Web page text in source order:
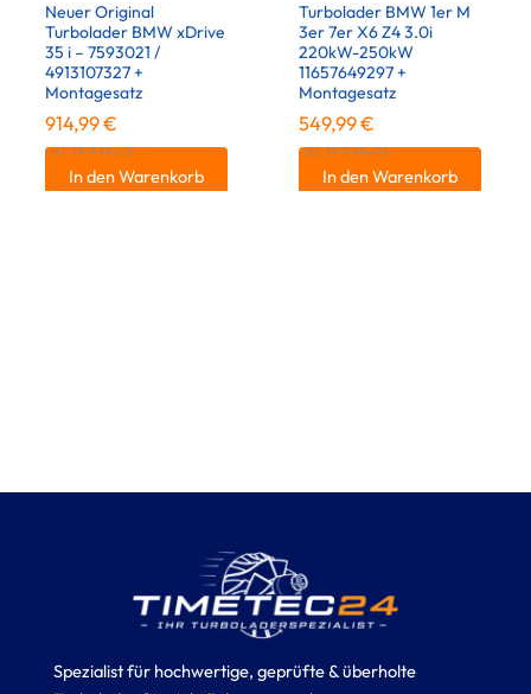
Neuer Original
Turbolader BMW xDrive
35 i – 7593021 /
4913107327 +
Montagesatz
914,99€
inkl. 19 % MwSt.
In den Warenkorb
Turbolader BMW 1er M
3er 7er X6 Z4 3.0i
220kW-250kW
11657649297 +
Montagesatz
549,99€
inkl. 19 % MwSt.
In den Warenkorb
Spezialist für hochwertige, geprüfte & überholte